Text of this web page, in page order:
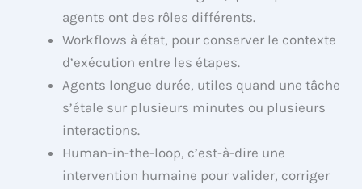
agents ont des rôles différents.
Workflows à état, pour conserver le contexte
d’exécution entre les étapes.
Agents longue durée, utiles quand une tâche
s’étale sur plusieurs minutes ou plusieurs
interactions.
Human-in-the-loop, c’est-à-dire une
intervention humaine pour valider, corriger